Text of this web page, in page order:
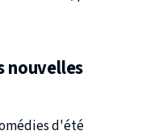
nouvelles
d'été